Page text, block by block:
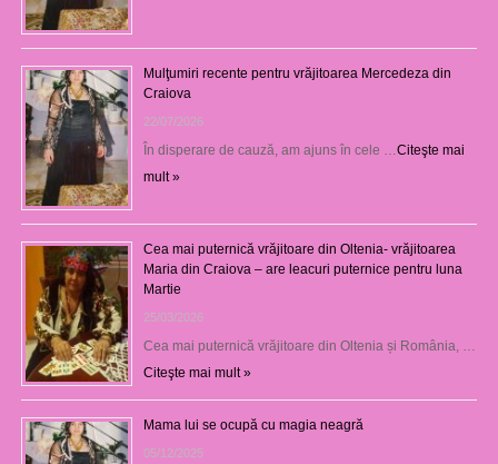
Mulţumiri recente pentru vrăjitoarea Mercedeza din
Craiova
22/07/2026
În disperare de cauză, am ajuns în cele … Citeşte mai
mult »
Cea mai puternică vrăjitoare din Oltenia- vrăjitoarea
Maria din Craiova – are leacuri puternice pentru luna
Martie
25/03/2026
Cea mai puternică vrăjitoare din Oltenia și România, …
Citeşte mai mult »
Mama lui se ocupă cu magia neagră
05/12/2025